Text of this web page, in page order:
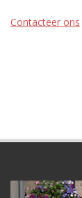
Contacteer ons